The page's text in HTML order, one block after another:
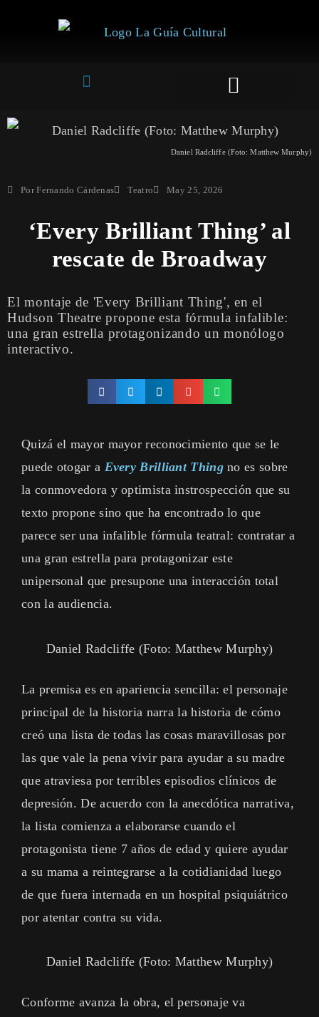
Daniel Radcliffe (Foto: Matthew Murphy)
PorFernando Cárdenas Teatro May 25, 2026
‘Every Brilliant Thing’ al
rescate de Broadway
El montaje de 'Every Brilliant Thing', en el
Hudson Theatre propone esta fórmula infalible:
una gran estrella protagonizando un monólogo
interactivo.
Quizá el mayor mayor reconocimiento que se le
puede otogar a Every Brilliant Thingno es sobre
la conmovedora y optimista instrospección que su
texto propone sino que ha encontrado lo que
parece ser una infalible fórmula teatral: contratar a
una gran estrella para protagonizar este
unipersonal que presupone una interacción total
con la audiencia.
Daniel Radcliffe (Foto: Matthew Murphy)
La premisa es en apariencia sencilla: el personaje
principal de la historia narra la historia de cómo
creó una lista de todas las cosas maravillosas por
las que vale la pena vivir para ayudar a su madre
que atraviesa por terribles episodios clínicos de
depresión. De acuerdo con la anecdótica narrativa,
la lista comienza a elaborarse cuando el
protagonista tiene 7 años de edad y quiere ayudar
a su mama a reintegrarse a la cotidianidad luego
de que fuera internada en un hospital psiquiátrico
por atentar contra su vida.
Daniel Radcliffe (Foto: Matthew Murphy)
Conforme avanza la obra, el personaje va